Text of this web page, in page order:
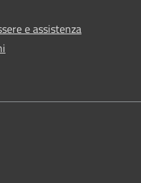
e assistenza